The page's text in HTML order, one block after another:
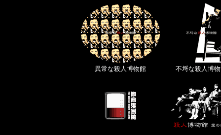
異常な殺人博物館 不埒な殺人博